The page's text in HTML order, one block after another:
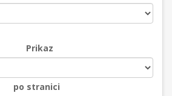
Prikaz
po stranici